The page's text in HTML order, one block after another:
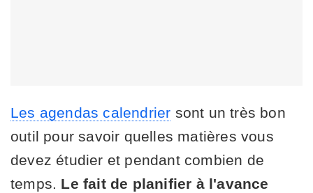
Les agendas calendrier sont un très bon
outil pour savoir quelles matières vous
devez étudier et pendant combien de
temps. Le fait de planifier à l'avance